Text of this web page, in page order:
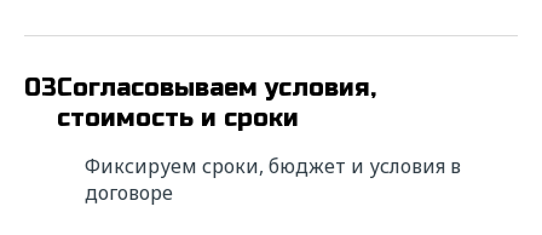
03Согласовываем условия,
стоимость и сроки
Фиксируем сроки, бюджет и условия в
договоре